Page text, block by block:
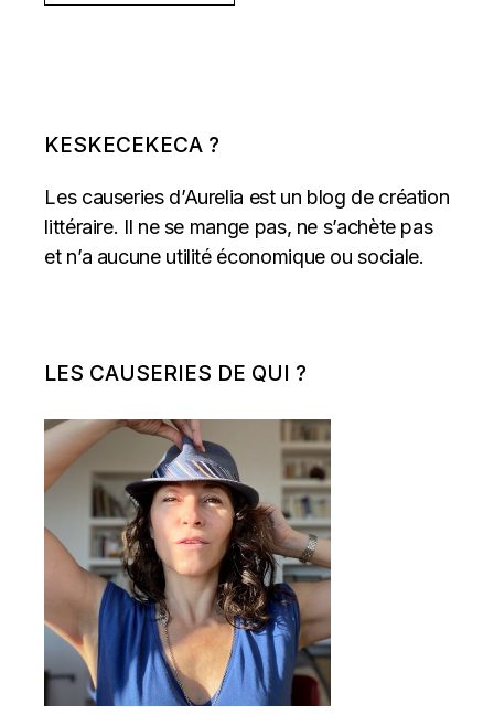
KESKECEKECA ?
Les causeries d’Aurelia est un blog de création
littéraire. Il ne se mange pas, ne s’achète pas
et n’a aucune utilité économique ou sociale.
LES CAUSERIES DE QUI ?